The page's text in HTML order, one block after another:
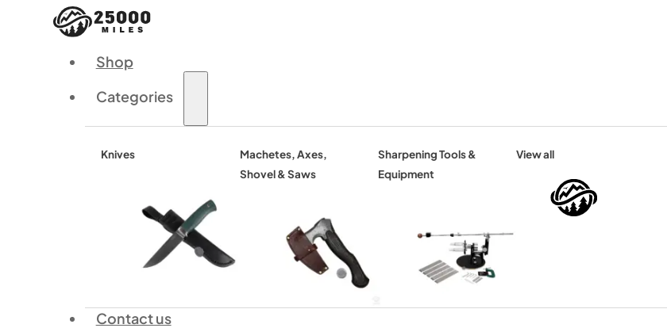
Shop
Categories
Knives
Machetes, Axes,
Shovel & Saws
Sharpening Tools &
Equipment
View all
Contact us